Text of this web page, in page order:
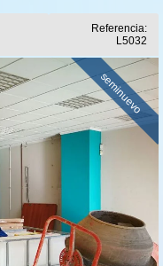
Referencia:
L5032
seminuevo